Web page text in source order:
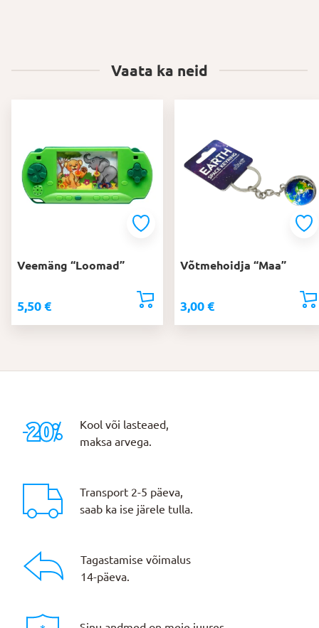
Vaata ka neid
Veemäng “Loomad”
5,50 €
Võtmehoidja “Maa”
3,00 €
Kool või lasteaed,
maksa arvega.
Transport 2-5 päeva,
saab ka ise järele tulla.
Tagastamise võimalus
14-päeva.